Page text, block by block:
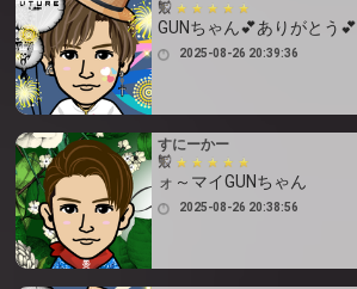
GUNちゃん💕ありがとう💕
2025-08-26 20:39:36
すにーかー
ォ～マイGUNちゃん
2025-08-26 20:38:56